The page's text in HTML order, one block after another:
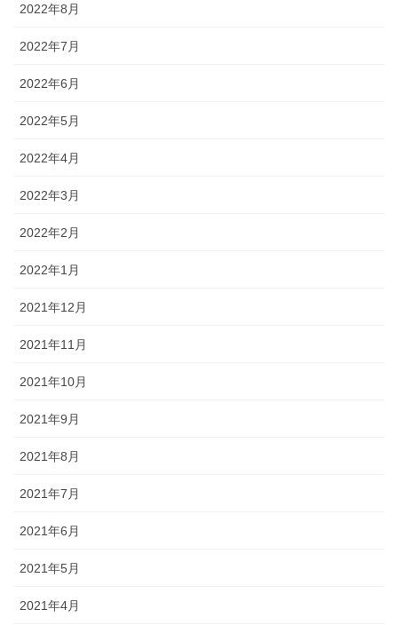
2022年8月
2022年7月
2022年6月
2022年5月
2022年4月
2022年3月
2022年2月
2022年1月
2021年12月
2021年11月
2021年10月
2021年9月
2021年8月
2021年7月
2021年6月
2021年5月
2021年4月